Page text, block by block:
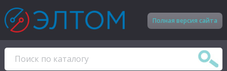
Полная версия сайта